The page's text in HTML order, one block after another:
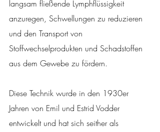
langsam fließende Lymphflüssigkeit
anzuregen, Schwellungen zu reduzieren
und den Transport von
Stoffwechselprodukten und Schadstoffen
aus dem Gewebe zu fördern.
Diese Technik wurde in den 1930er
Jahren von Emil und Estrid Vodder
entwickelt und hat sich seither als